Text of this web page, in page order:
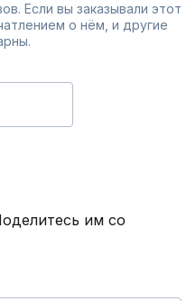
Если вы заказывали этот
о нём, и другие
им со